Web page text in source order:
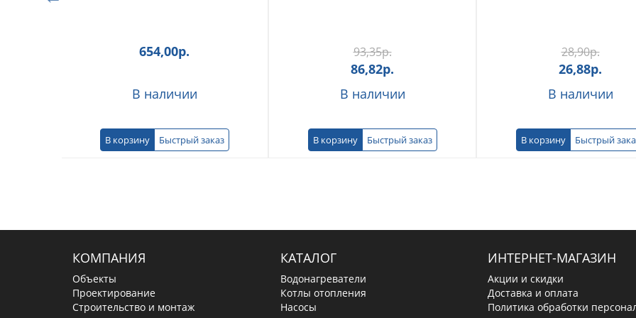
654,00р.
В наличии
В корзину Быстрый заказ
93,35р.
86,82р.
В наличии
В корзину Быстрый заказ
28,90р.
26,88р.
В наличии
В корзину Быстрый
КОМПАНИЯ
Объекты
Проектирование
Строительство и монтаж
КАТАЛОГ
Водонагреватели
Котлы отопления
Насосы
ИНТЕРНЕТ-МАГАЗИН
Акции и скидки
Доставка и оплата
Политика обработки